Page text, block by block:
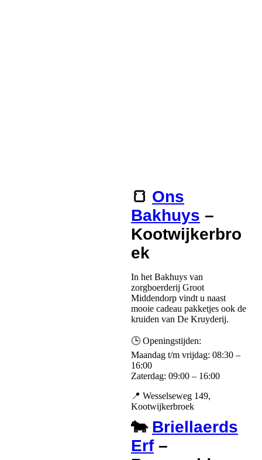
🍞 Ons
Bakhuys –
Kootwijkerbro
ek
In het Bakhuys van
zorgboerderij Groot
Middendorp vindt u naast
mooie cadeau pakketjes ook de
kruiden van De Kruyderij.
🕒 Openingstijden:
Maandag t/m vrijdag: 08:30 –
16:00
Zaterdag: 09:00 – 16:00
📍 Wesselseweg 149,
Kootwijkerbroek
🐄 Briellaerds
Erf–